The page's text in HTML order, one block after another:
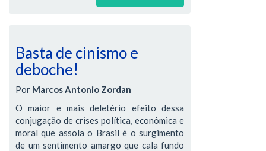
Basta de cinismo e
deboche!
Por Marcos Antonio Zordan
O maior e mais deletério efeito dessa
conjugação de crises política, econômica e
moral que assola o Brasil é o surgimento
de um sentimento amargo que cala fundo